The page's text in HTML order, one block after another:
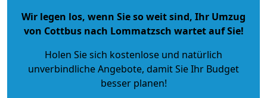
Wir legen los, wenn Sie so weit sind, Ihr Umzug
von Cottbus nach Lommatzsch wartet auf Sie!
Holen Sie sich kostenlose und natürlich
unverbindliche Angebote, damit Sie Ihr Budget
besser planen!